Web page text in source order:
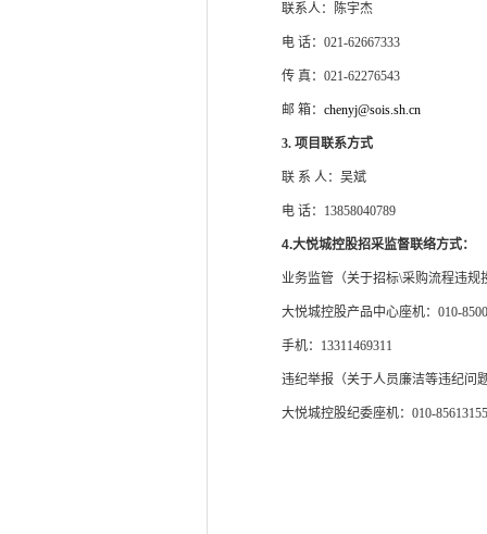
联系人：陈宇杰
电 话：021-62667333
传 真：021-62276543
邮 箱： chenyj@sois.sh.cn
3. 项目联系方式
联 系 人： 吴斌
电 话：13858040789
4.大悦城控股招采监督联络方式：
业务监管（关于招标\采购流程违规
大悦城控股产品中心座机：010-
手机：13311469311
违纪举报（关于人员廉洁等违纪问
大悦城控股纪委座机：010-85613155